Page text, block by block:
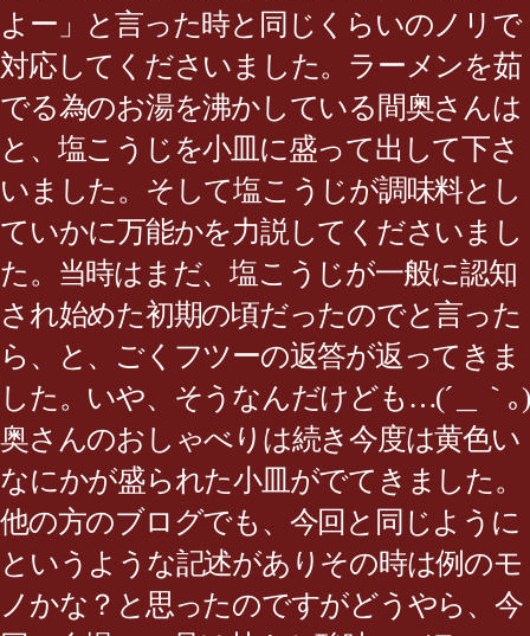
よー」と言った時と同じくらいのノリで
対応してくださいました。ラーメンを茹
でる為のお湯を沸かしている間奥さんは
と、塩こうじを小皿に盛って出して下さ
いました。そして塩こうじが調味料とし
ていかに万能かを力説してくださいまし
た。当時はまだ、塩こうじが一般に認知
され始めた初期の頃だったのでと言った
ら、と、ごくフツーの返答が返ってきま
した。いや、そうなんだけども…(´＿｀｡)
奥さんのおしゃべりは続き今度は黄色い
なにかが盛られた小皿がでてきました。
他の方のブログでも、今回と同じように
というような記述がありその時は例のモ
ノかな？と思ったのですがどうやら、今